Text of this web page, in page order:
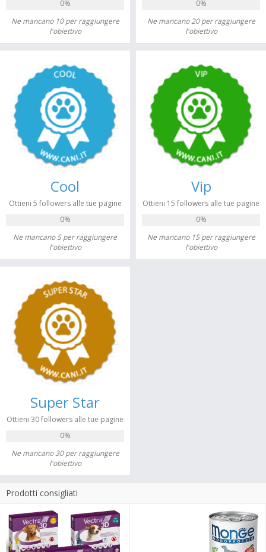
0%
Ne mancano 10 per raggiungere
l'obiettivo
0%
Ne mancano 20 per raggiungere
l'obiettivo
Cool
Ottieni 5 followers alle tue pagine
0%
Ne mancano 5 per raggiungere
l'obiettivo
Vip
Ottieni 15 followers alle tue pagine
0%
Ne mancano 15 per raggiungere
l'obiettivo
Super Star
Ottieni 30 followers alle tue pagine
0%
Ne mancano 30 per raggiungere
l'obiettivo
Prodotti consigliati